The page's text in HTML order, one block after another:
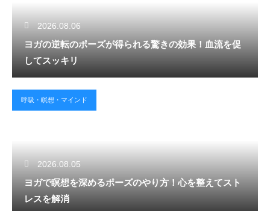
2026.08.06
ヨガの逆転のポーズが得られる驚きの効果！血流を促
してスッキリ
呼吸・瞑想・マインド
2026.08.05
ヨガで瞑想を深めるポーズのやり方！心を整えてスト
レスを解消